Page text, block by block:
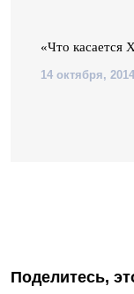
«Что
14 октября, 2014
Поделитесь,